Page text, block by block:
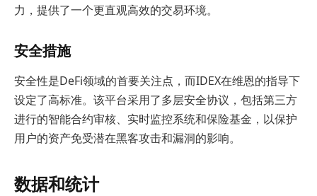
力，提供了一个更直观高效的交易环境。
安全措施
安全性是DeFi领域的首要关注点，而IDEX在维恩的指导下
设定了高标准。该平台采用了多层安全协议，包括第三方
进行的智能合约审核、实时监控系统和保险基金，以保护
用户的资产免受潜在黑客攻击和漏洞的影响。
数据和统计